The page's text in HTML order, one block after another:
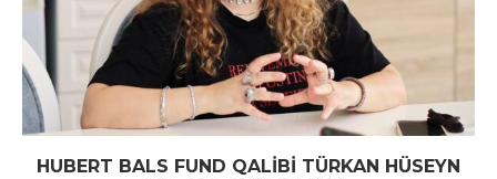
HUBERT BALS FUND QALİBİ TÜRKAN HÜSEYN